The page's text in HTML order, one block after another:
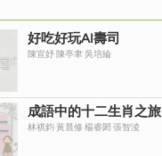
好吃好玩AI壽司
陳宣妤 陳亭聿 吳培綸
成語中的十二生肖之旅
林祺鈞 黃晨修 楊睿閎 張智淩